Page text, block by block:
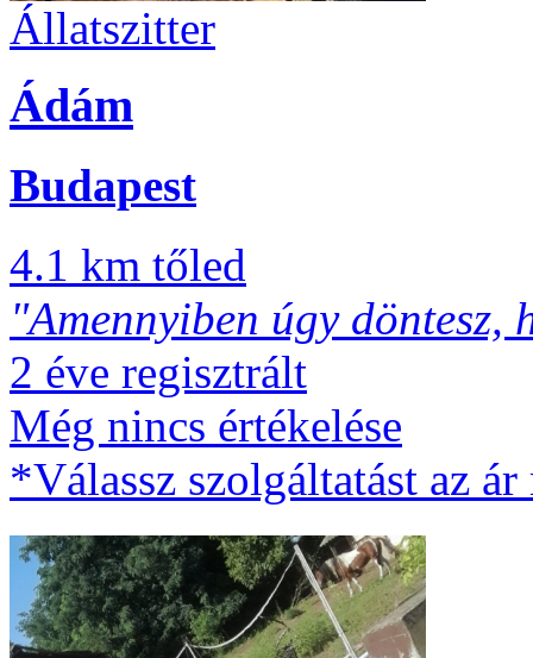
Állatszitter
Ádám
Budapest
4.1 km tőled
"Amennyiben úgy
2 éve regisztrált
Még nincs értékelése
*Válassz szolgáltatást az